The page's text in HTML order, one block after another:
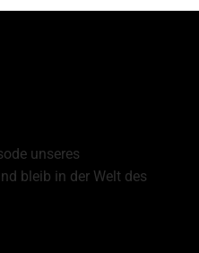
unseres
bleib in der Welt des